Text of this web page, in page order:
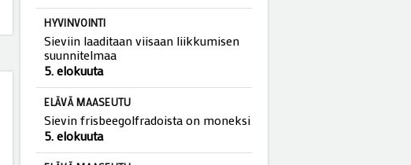
5. elokuuta
HYVINVOINTI
Sieviin laaditaan viisaan liikkumisen
suunnitelmaa
5. elokuuta
ELÄVÄ MAASEUTU
Sievin frisbeegolfradoista on moneksi
5. elokuuta